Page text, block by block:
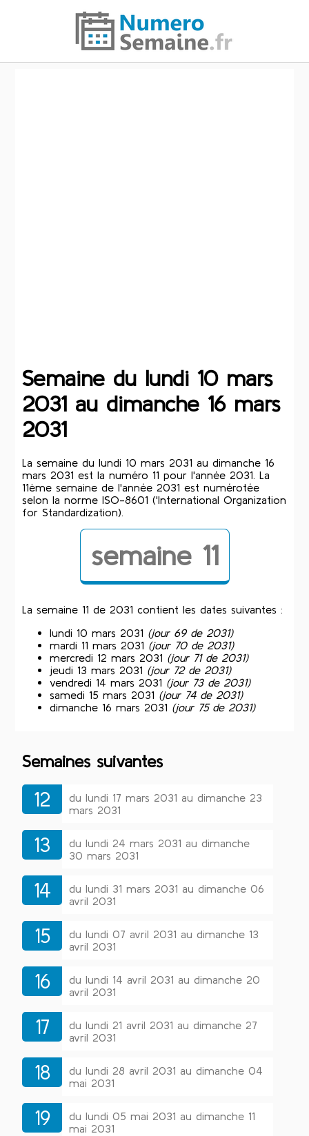
Semaine du lundi 10 mars
2031 au dimanche 16 mars
2031
La semaine du lundi 10 mars 2031 au dimanche 16
mars 2031 est la numéro 11 pour l'année 2031. La
11ème semaine de l'année 2031 est numérotée
selon la norme ISO-8601 ('International Organization
for Standardization).
semaine 11
La semaine 11 de 2031 contient les dates suivantes :
lundi 10 mars 2031 (jour 69 de 2031)
mardi 11 mars 2031 (jour 70 de 2031)
mercredi 12 mars 2031 (jour 71 de 2031)
jeudi 13 mars 2031 (jour 72 de 2031)
vendredi 14 mars 2031 (jour 73 de 2031)
samedi 15 mars 2031 (jour 74 de 2031)
dimanche 16 mars 2031 (jour 75 de 2031)
Semaines suivantes
12
du lundi 17 mars 2031 au dimanche 23
mars 2031
13
du lundi 24 mars 2031 au dimanche
30 mars 2031
14
du lundi 31 mars 2031 au dimanche 06
avril 2031
15
du lundi 07 avril 2031 au dimanche 13
avril 2031
16
du lundi 14 avril 2031 au dimanche 20
avril 2031
17
du lundi 21 avril 2031 au dimanche 27
avril 2031
18
du lundi 28 avril 2031 au dimanche 04
mai 2031
19
du lundi 05 mai 2031 au dimanche 11
mai 2031